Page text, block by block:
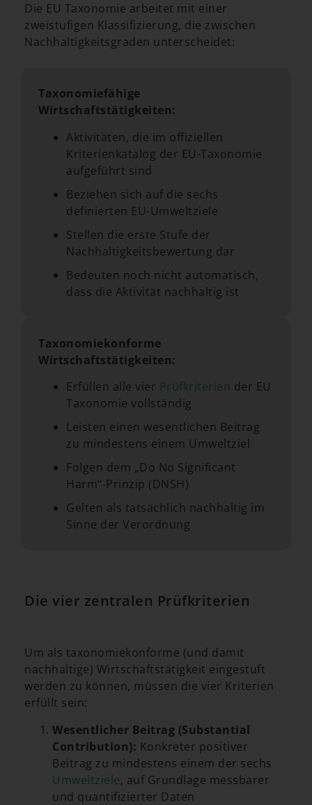
Die EU Taxonomie arbeitet mit einer
zweistufigen Klassifizierung, die zwischen
Nachhaltigkeitsgraden unterscheidet:
Taxonomiefähige
Wirtschaftstätigkeiten:
Aktivitäten, die im offiziellen
Kriterienkatalog der EU-Taxonomie
aufgeführt sind
Beziehen sich auf die sechs
definierten EU-Umweltziele
Stellen die erste Stufe der
Nachhaltigkeitsbewertung dar
Bedeuten noch nicht automatisch,
dass die Aktivität nachhaltig ist
Taxonomiekonforme
Wirtschaftstätigkeiten:
Erfüllen alle vier Prüfkriterien der EU
Taxonomie vollständig
Leisten einen wesentlichen Beitrag
zu mindestens einem Umweltziel
Folgen dem „Do No Significant
Harm“-Prinzip (DNSH)
Gelten als tatsächlich nachhaltig im
Sinne der Verordnung
Die vier zentralen Prüfkriterien
Um als taxonomiekonforme (und damit
nachhaltige) Wirtschaftstätigkeit eingestuft
werden zu können, müssen die vier Kriterien
erfüllt sein:
Wesentlicher Beitrag (Substantial
Contribution): Konkreter positiver
Beitrag zu mindestens einem der sechs
Umweltziele, auf Grundlage messbarer
und quantifizierter Daten